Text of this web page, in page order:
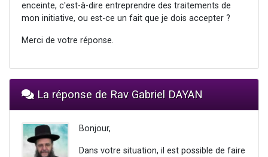
enceinte, c'est-à-dire entreprendre des traitements de
mon initiative, ou est-ce un fait que je dois accepter ?
Merci de votre réponse.
La réponse de Rav Gabriel DAYAN
Bonjour,
Dans votre situation, il est possible de faire